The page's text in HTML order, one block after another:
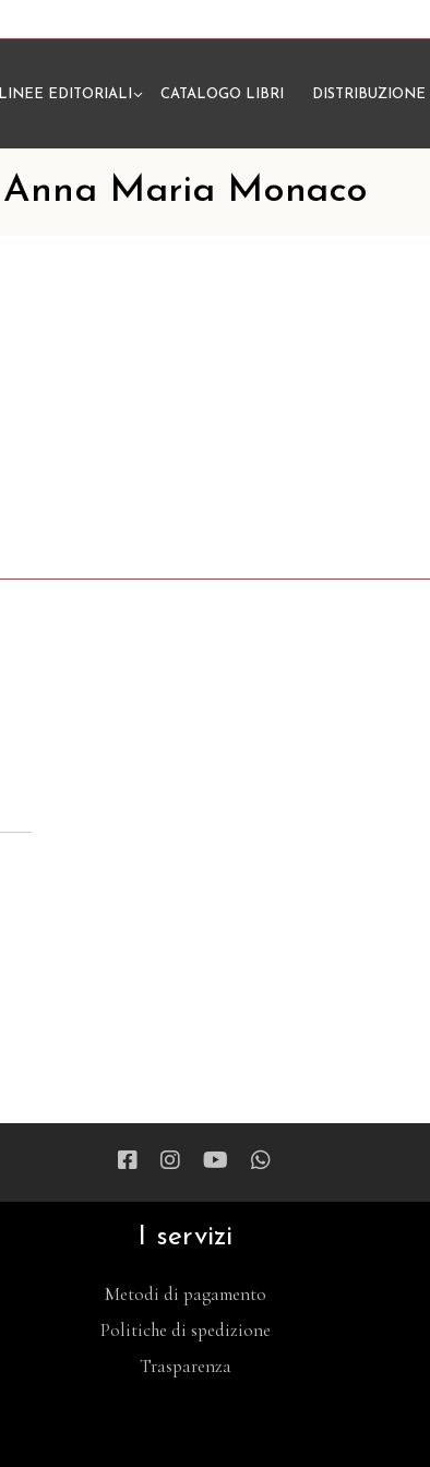
LINEE EDITORIALI CATALOGO LIBRI DISTRIBUZIONE
Anna Maria Monaco
I servizi
Metodi di pagamento
Politiche di spedizione
Trasparenza